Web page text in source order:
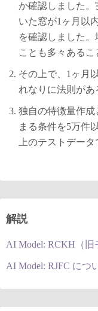
か確認しました。
いた窓が1ヶ月以
を確認しました
ことも多々あるこ
その上で、1ヶ月
れなりに法則があ
独自の特徴量作成
まる条件を5万件
上のテストデー
解説
AI Model: RCKH（旧
AI Model: RJFC につ